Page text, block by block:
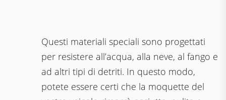
Questi materiali speciali sono progettati
per resistere all’acqua, alla neve, al fango e
ad altri tipi di detriti. In questo modo,
potete essere certi che la moquette del